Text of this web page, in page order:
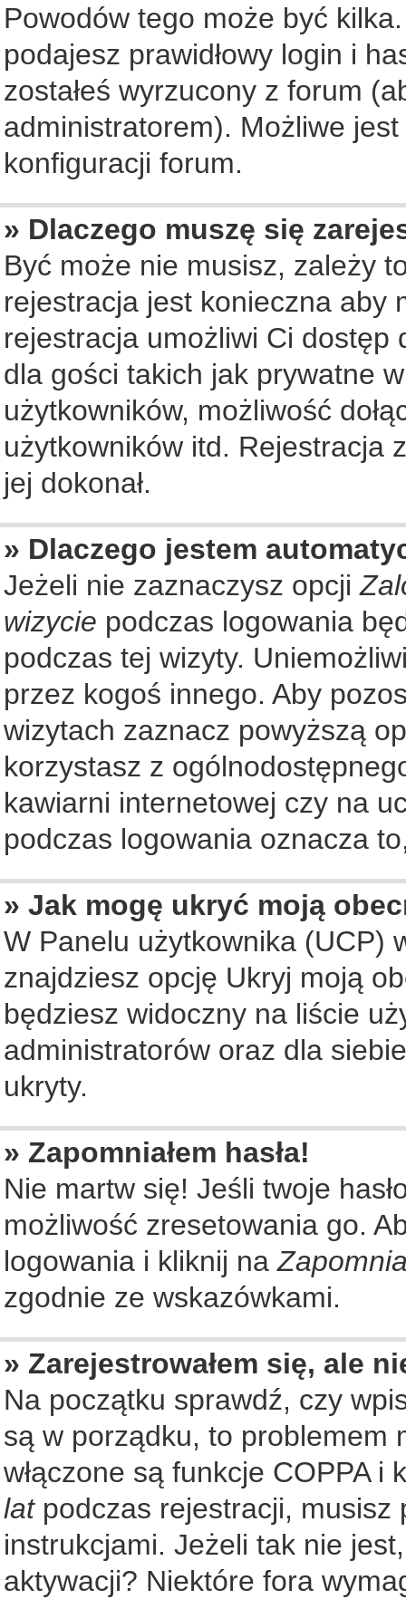
Powodów tego może być
podajesz prawidłowy login i
zostałeś wyrzucony z forum
administratorem). Możliwe
konfiguracji forum.
» Dlaczego muszę się
Być może nie musisz, zależy
rejestracja jest konieczna aby
rejestracja umożliwi Ci
dla gości takich jak prywatne
użytkowników, możliwość
użytkowników itd. Rejestracja
jej dokonał.
» Dlaczego jestem
Jeżeli nie zaznaczysz opcji
wizycie podczas logowania
podczas tej wizyty.
przez kogoś innego. Aby
wizytach zaznacz powyższą
korzystasz z
kawiarni internetowej czy na
podczas logowania oznacza
» Jak mogę ukryć moją
W Panelu użytkownika (UCP)
znajdziesz opcję Ukryj moją
będziesz widoczny na liście
administratorów oraz dla
ukryty.
» Zapomniałem hasła!
Nie martw się! Jeśli twoje
możliwość zresetowania go.
logowania i kliknij na
zgodnie ze wskazówkami.
» Zarejestrowałem się, ale
Na początku sprawdź, czy
są w porządku, to problemem
włączone są funkcje COPPA i
latpodczas rejestracji, musisz
instrukcjami. Jeżeli tak nie
aktywacji? Niektóre fora